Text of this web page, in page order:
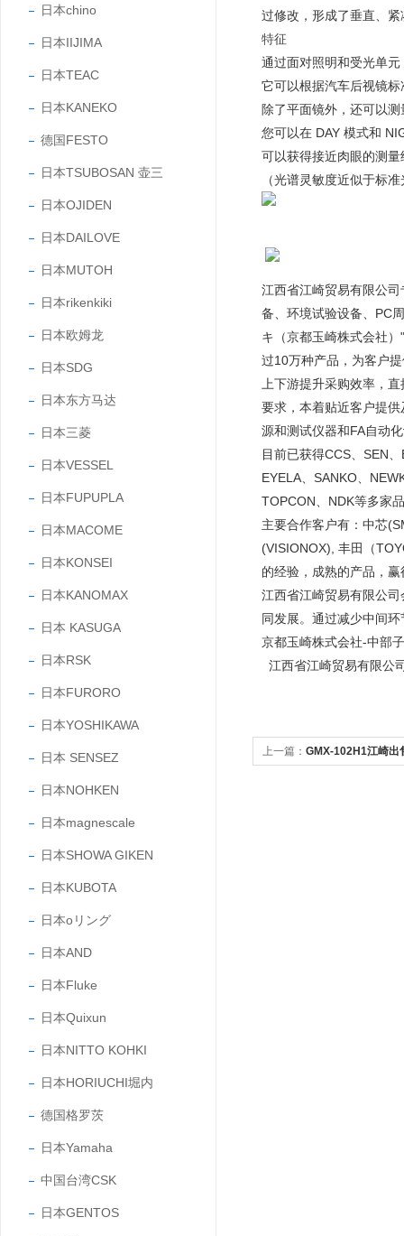
日本chino
日本IIJIMA
日本TEAC
日本KANEKO
德国FESTO
日本TSUBOSAN 壶三
日本OJIDEN
日本DAILOVE
日本MUTOH
日本rikenkiki
日本欧姆龙
日本SDG
日本东方马达
日本三菱
日本VESSEL
日本FUPUPLA
日本MACOME
日本KONSEI
日本KANOMAX
日本 KASUGA
日本RSK
日本FURORO
日本YOSHIKAWA
日本 SENSEZ
日本NOHKEN
日本magnescale
日本SHOWA GIKEN
日本KUBOTA
日本oリング
日本AND
日本Fluke
日本Quixun
日本NITTO KOHKI
日本HORIUCHI堀内
德国格罗茨
日本Yamaha
中国台湾CSK
日本GENTOS
过修改，形成了垂直、
特征
通过面对照明和受光单
它可以根据汽车后视镜
除了平面镜外，还可以
您可以在 DAY 模式和
可以获得接近肉眼的测量
（光谱灵敏度近似于标
江西省江崎贸易有限公
备、环境试验设备、PC
キ（京都玉崎株式会社
过10万种产品，为客户
上下游提升采购效率，
要求，本着贴近客户提
源和测试仪器和FA自动
目前已获得CCS、SEN
EYELA、SANKO、
TOPCON、NDK等多家
主要合作客户有：中芯
(VISIONOX), 丰田（
的经验，成熟的产品，
江西省江崎贸易有限公
同发展。通过减少中间
京都玉崎株式会社-中部
江西省江崎贸易有限公
上一篇： GMX-102H1江崎出